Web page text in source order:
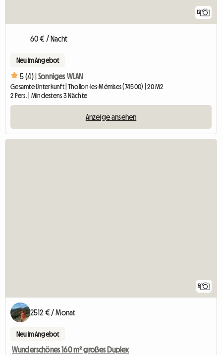
12
60 € / Nacht
Neu im Angebot
5 (4) | Sonniges WLAN
Gesamte Unterkunft | Thollon-les-Mémises (74500) | 20 M2
2 Pers. | Mindestens 3 Nächte
Anzeige ansehen
5
2512 € / Monat
Neu im Angebot
Wunderschönes 160 m² großes Duplex